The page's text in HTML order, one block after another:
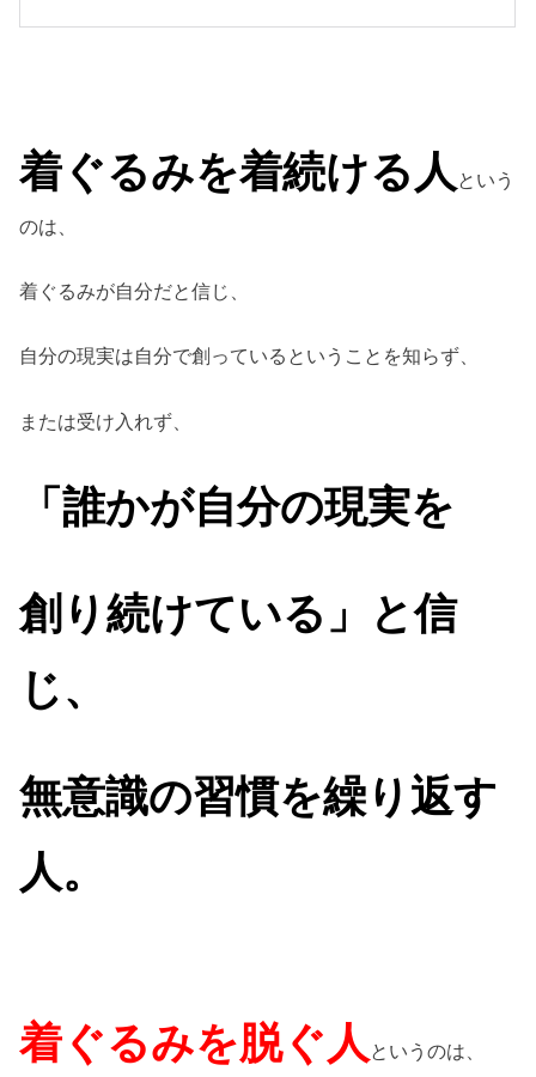
着ぐるみを着続ける人 という
のは、
着ぐるみが自分だと信じ、
自分の現実は自分で創っているということを知らず、
または受け入れず、
「誰かが自分の現実を
創り続けている」と信
じ、
無意識の習慣を繰り返す
人。
着ぐるみを脱ぐ人 というのは、